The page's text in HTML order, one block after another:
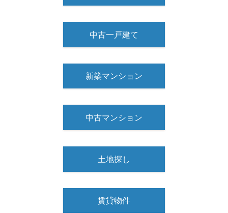
中古一戸建て
新築マンション
中古マンション
土地探し
賃貸物件